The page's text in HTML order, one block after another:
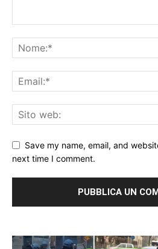
Save my name, email, and
next time I comment.